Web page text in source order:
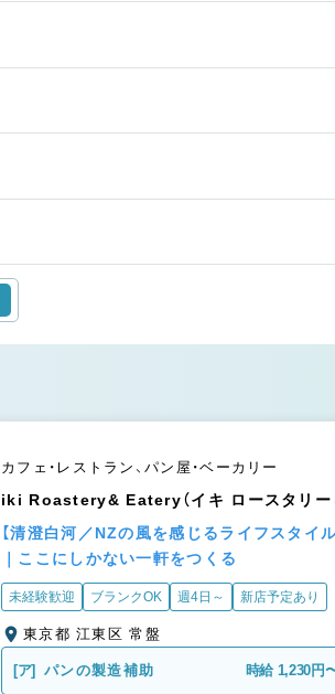
カフェ・レストラン、パン屋・ベーカリー
iki Roastery& Eatery（イキ ロースタリー
【清澄白河／NZの風を感じるライフスタイ
｜ここにしかない一軒をつくる
未経験歓迎 ブランクOK 週4日～ 新店予定あり
東京都 江東区 常盤
[ア] パンの製造補助 時給 1,230円